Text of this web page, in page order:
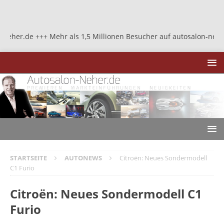
+++ Mehr als 1,5 Millionen Besucher auf autosalon-
STARTSEITE AUTONEWS
Citroën: Neues Sondermodell
C1 Furio
Citroën: Neues Sondermodell C1
Furio